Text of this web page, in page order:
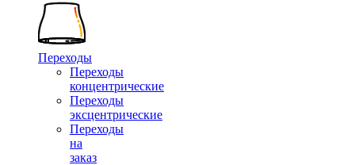
Переходы
Переходы
концентрические
Переходы
эксцентрические
Переходы
на
заказ